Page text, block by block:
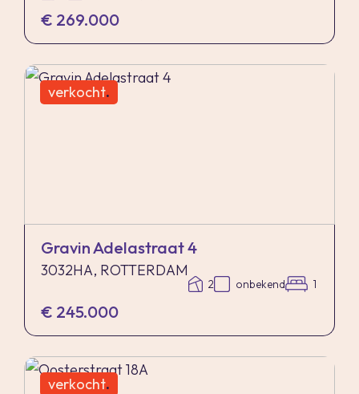
€ 269.000
verkocht.
Gravin Adelastraat 4
3032HA, ROTTERDAM
2 onbekend 1
€ 245.000
verkocht.